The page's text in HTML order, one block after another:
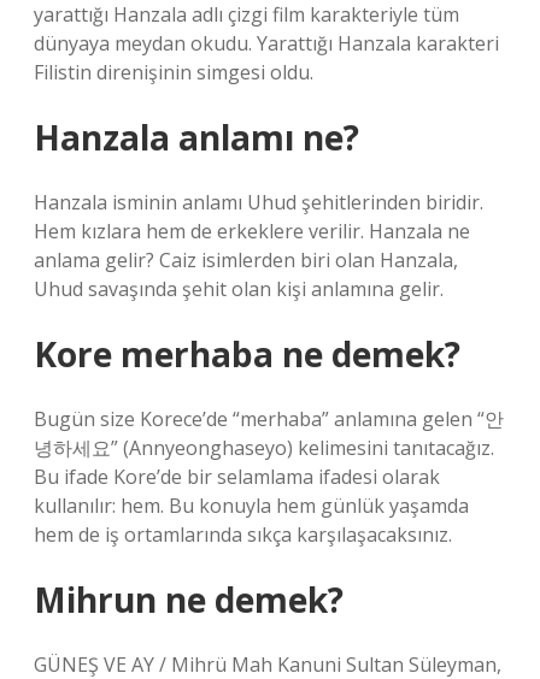
yarattığı Hanzala adlı çizgi film karakteriyle tüm
dünyaya meydan okudu. Yarattığı Hanzala karakteri
Filistin direnişinin simgesi oldu.
Hanzala anlamı ne?
Hanzala isminin anlamı Uhud şehitlerinden biridir.
Hem kızlara hem de erkeklere verilir. Hanzala ne
anlama gelir? Caiz isimlerden biri olan Hanzala,
Uhud savaşında şehit olan kişi anlamına gelir.
Kore merhaba ne demek?
Bugün size Korece’de “merhaba” anlamına gelen “안
녕하세요” (Annyeonghaseyo) kelimesini tanıtacağız.
Bu ifade Kore’de bir selamlama ifadesi olarak
kullanılır: hem. Bu konuyla hem günlük yaşamda
hem de iş ortamlarında sıkça karşılaşacaksınız.
Mihrun ne demek?
GÜNEŞ VE AY / Mihrü Mah Kanuni Sultan Süleyman,